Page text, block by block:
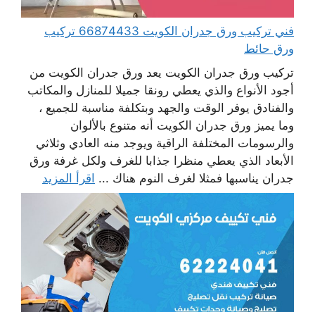
فني تركيب ورق جدران الكويت 66874433 تركيب
ورق حائط
تركيب ورق جدران الكويت يعد ورق جدران الكويت من
أجود الأنواع والذي يعطي رونقا جميلا للمنازل والمكاتب
والفنادق يوفر الوقت والجهد وبتكلفة مناسبة للجميع ،
وما يميز ورق جدران الكويت أنه متنوع بالألوان
والرسومات المختلفة الراقية ويوجد منه العادي وثلاثي
الأبعاد الذي يعطي منظرا جذابا للغرف ولكل غرفة ورق
جدران يناسبها فمثلا لغرف النوم هناك ... اقرأ المزيد